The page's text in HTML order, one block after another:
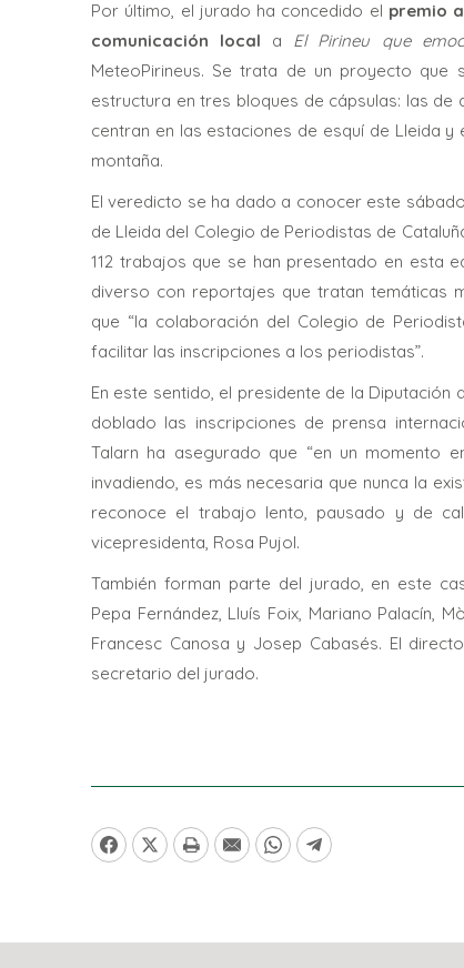
Por último, el jurado ha concedido el premio
comunicación local a El Pirineu que
MeteoPirineus. Se trata de un proyecto
estructura en tres bloques de cápsulas: las de
centran en las estaciones de esquí de Lleida
montaña.
El veredicto se ha dado a conocer este
de Lleida del Colegio de Periodistas de
112 trabajos que se han presentado en esta
diverso con reportajes que tratan temáticas
que “la colaboración del Colegio de
facilitar las inscripciones a los periodistas”.
En este sentido, el presidente de la Diputación
doblado las inscripciones de prensa
Talarn ha asegurado que “en un momento
invadiendo, es más necesaria que nunca la
reconoce el trabajo lento, pausado y de
vicepresidenta, Rosa Pujol.
También forman parte del jurado, en este
Pepa Fernández, Lluís Foix, Mariano Palacín,
Francesc Canosa y Josep Cabasés. El
secretario del jurado.